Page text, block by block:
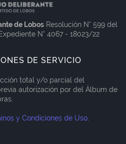
de Lobos Resolución N° 599 del
N° 4067 - 18023/22
DE SERVICIO
total y/o parcial del
autorización por del Álbum de
y Condiciones de Uso.